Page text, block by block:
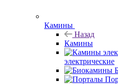
Камины
Назад
Камины
электрические